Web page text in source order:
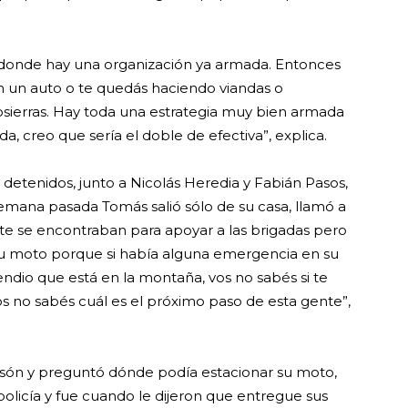
hay una organización ya armada. Entonces
auto o te quedás haciendo viandas o
Hay toda una estrategia muy bien armada
creo que sería el doble de efectiva”, explica.
junto a Nicolás Heredia y Fabián Pasos,
pasada Tomás salió sólo de su casa, llamó a
se encontraban para apoyar a las brigadas pero
moto porque si había alguna emergencia en su
que está en la montaña, vos no sabés si te
no sabés cuál es el próximo paso de esta gente”,
y preguntó dónde podía estacionar su moto,
y fue cuando le dijeron que entregue sus